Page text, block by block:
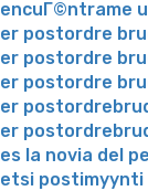
encuГ©ntrame
er postordre
er postordre
er postordre
er
er
es la novia del
etsi postimyynti